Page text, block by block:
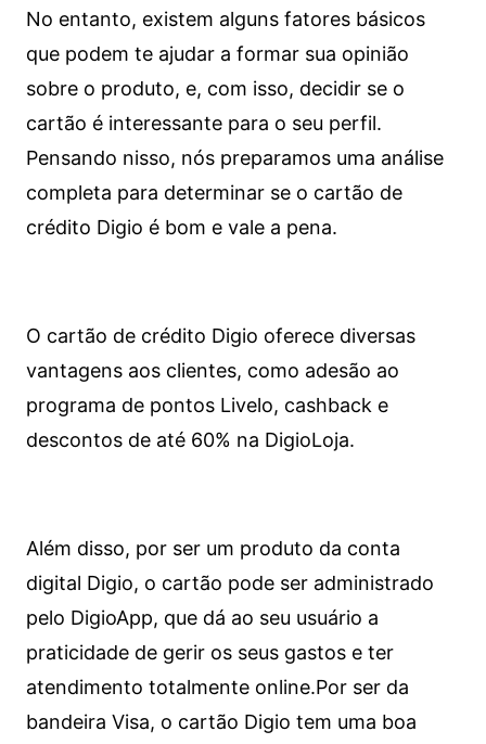
No entanto, existem alguns fatores básicos
que podem te ajudar a formar sua opinião
sobre o produto, e, com isso, decidir se o
cartão é interessante para o seu perfil.
Pensando nisso, nós preparamos uma análise
completa para determinar se o cartão de
crédito Digio é bom e vale a pena.
O cartão de crédito Digio oferece diversas
vantagens aos clientes, como adesão ao
programa de pontos Livelo, cashback e
descontos de até 60% na DigioLoja.
Além disso, por ser um produto da conta
digital Digio, o cartão pode ser administrado
pelo DigioApp, que dá ao seu usuário a
praticidade de gerir os seus gastos e ter
atendimento totalmente online.Por ser da
bandeira Visa, o cartão Digio tem uma boa